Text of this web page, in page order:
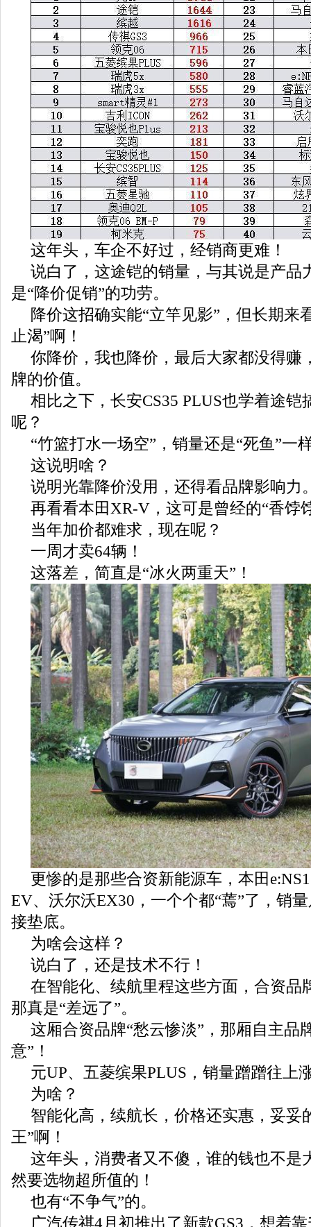
这年头，车企不好过，经销商更难！
说白了，这途铠的销量，与其说是产品
是“降价促销”的功劳。
降价这招确实能“立竿见影”，但长期来
止渴”啊！
你降价，我也降价，最后大家都没得赚
牌的价值。
相比之下，长安CS35 PLUS也学着途铠
呢？
“竹篮打水一场空”，销量还是“死鱼”一
这说明啥？
说明光靠降价没用，还得看品牌影响力
再看看本田XR-V，这可是曾经的“香饽
当年加价都难求，现在呢？
一周才卖64辆！
这落差，简直是“冰火两重天”！
更惨的是那些合资新能源车，本田
EV、沃尔沃EX30，一个个都“蔫”了，销
接垫底。
为啥会这样？
说白了，还是技术不行！
在智能化、续航里程这些方面，合资品
那真是“差远了”。
这厢合资品牌“愁云惨淡”，那厢自主品
意”！
元UP、五菱缤果PLUS，销量蹭蹭往上
为啥？
智能化高，续航长，价格还实惠，妥妥
王”啊！
这年头，消费者又不傻，谁的钱也不是
然要选物超所值的！
也有“不争气”的。
广汽传祺4月初推出了新款GS3，想着